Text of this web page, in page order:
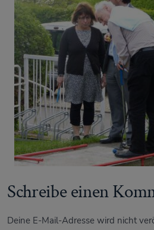
Schreibe einen
Deine E-Mail-Adresse wird nicht